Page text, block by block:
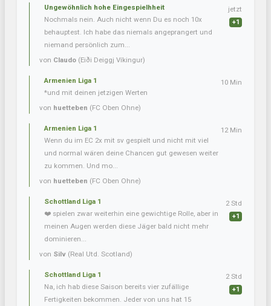
Ungewöhnlich hohe Eingespielhheit
Nochmals nein. Auch nicht wenn Du es noch 10x
behauptest. Ich habe das niemals angeprangert und
niemand persönlich zum...
von Claudo (Eiði Deiggj Víkingur)
jetzt
+1
Armenien Liga 1
*und mit deinen jetzigen Werten
von huetteben (FC Oben Ohne)
10 Min
Armenien Liga 1
Wenn du im EC 2x mit sv gespielt und nicht mit viel
und normal wären deine Chancen gut gewesen weiter
zu kommen. Und mo...
von huetteben (FC Oben Ohne)
12 Min
Schottland Liga 1
❤️ spielen zwar weiterhin eine gewichtige Rolle, aber in
meinen Augen werden diese Jäger bald nicht mehr
dominieren...
von Silv (Real Utd. Scotland)
2 Std
+1
Schottland Liga 1
Na, ich hab diese Saison bereits vier zufällige
Fertigkeiten bekommen. Jeder von uns hat 15
2 Std
+1